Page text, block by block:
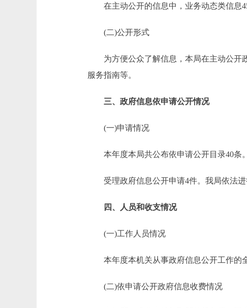
在主动公开的信息中，业务动态类信息45
(二)公开形式
为方便公众了解信息，本局在主动公开政
服务指南等。
三、政府信息依申请公开情况
(一)申请情况
本年度本局共公布依申请公开目录40条。
受理政府信息公开申请4件。我局依法进
四、人员和收支情况
(一)工作人员情况
本年度本机关从事政府信息公开工作的全
(二)依申请公开政府信息收费情况